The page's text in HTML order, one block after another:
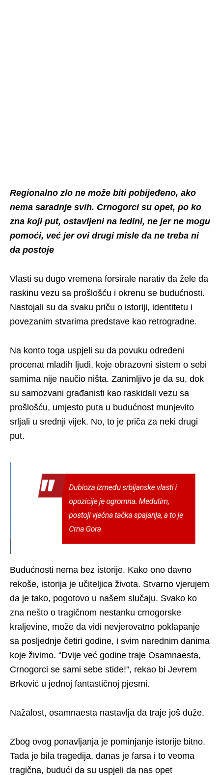
Regionalno zlo ne može biti pobijeđeno, ako
nema saradnje svih. Crnogorci su opet, po ko
zna koji put, ostavljeni na ledini, ne jer ne mogu
pomoći, već jer ovi drugi misle da ne treba ni
da postoje
Vlasti su dugo vremena forsirale narativ da žele da
raskinu vezu sa prošlošću i okrenu se budućnosti.
Nastojali su da svaku priču o istoriji, identitetu i
povezanim stvarima predstave kao retrogradne.
Na konto toga uspjeli su da povuku određeni
procenat mladih ljudi, koje obrazovni sistem o sebi
samima nije naučio ništa. Zanimljivo je da su, dok
su samozvani građanisti kao raskidali vezu sa
prošlošću, umjesto puta u budućnost munjevito
srljali u srednji vijek. No, to je priča za neki drugi
put.
Budućnosti nema bez istorije. Kako ono davno
rekoše, istorija je učiteljica života. Stvarno vjerujem
da je tako, pogotovo u našem slučaju. Svako ko
zna nešto o tragičnom nestanku crnogorske
kraljevine, može da vidi nevjerovatno poklapanje
sa posljednje četiri godine, i svim narednim danima
koje živimo. “Dvije već godine traje Osamnaesta,
Crnogorci se sami sebe stide!”, rekao bi Jevrem
Brković u jednoj fantastičnoj pjesmi.
Nažalost, osamnaesta nastavlja da traje još duže.
Zbog ovog ponavljanja je pominjanje istorije bitno.
Tada je bila tragedija, danas je farsa i to veoma
tragična, budući da su uspjeli da nas opet